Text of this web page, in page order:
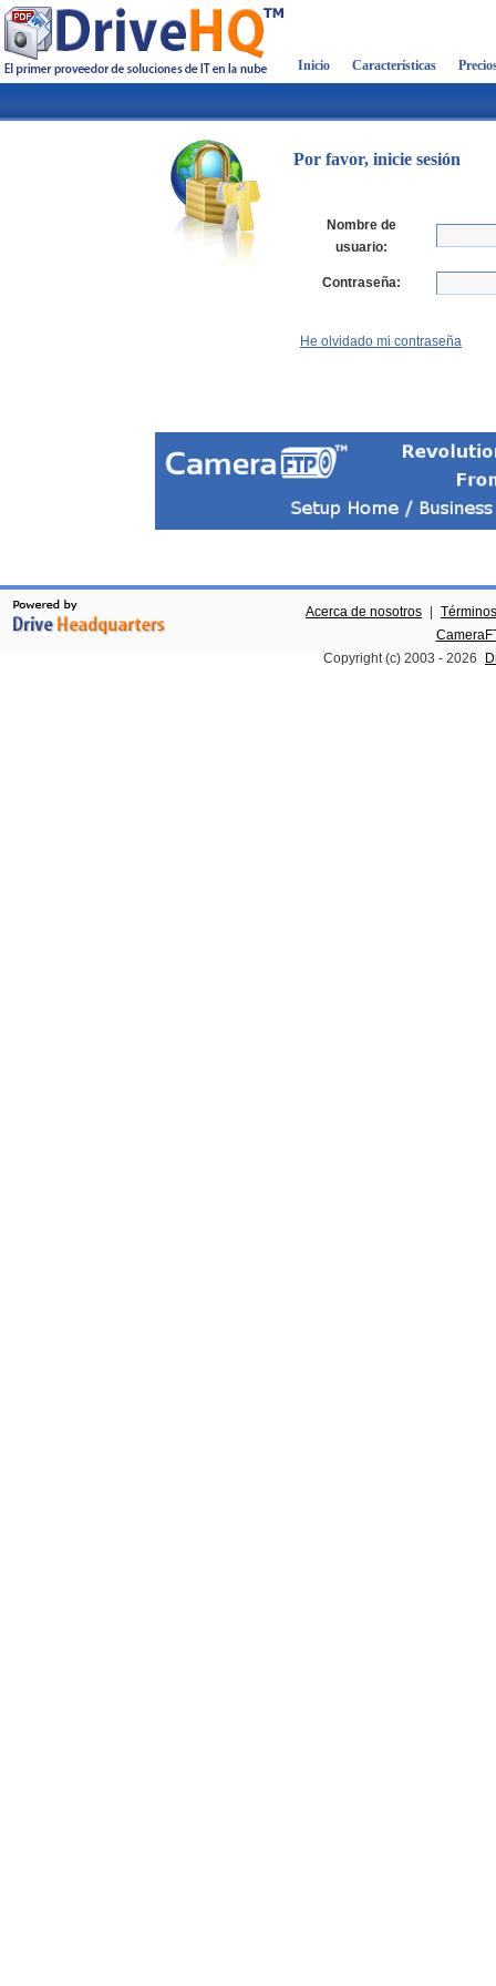
Inicio Características
Por favor, inicie sesión
Nombre de
usuario:
Contraseña:
He olvidado mi contraseña
Acerca de nosotros
Copyright (c) 2003 - 2026